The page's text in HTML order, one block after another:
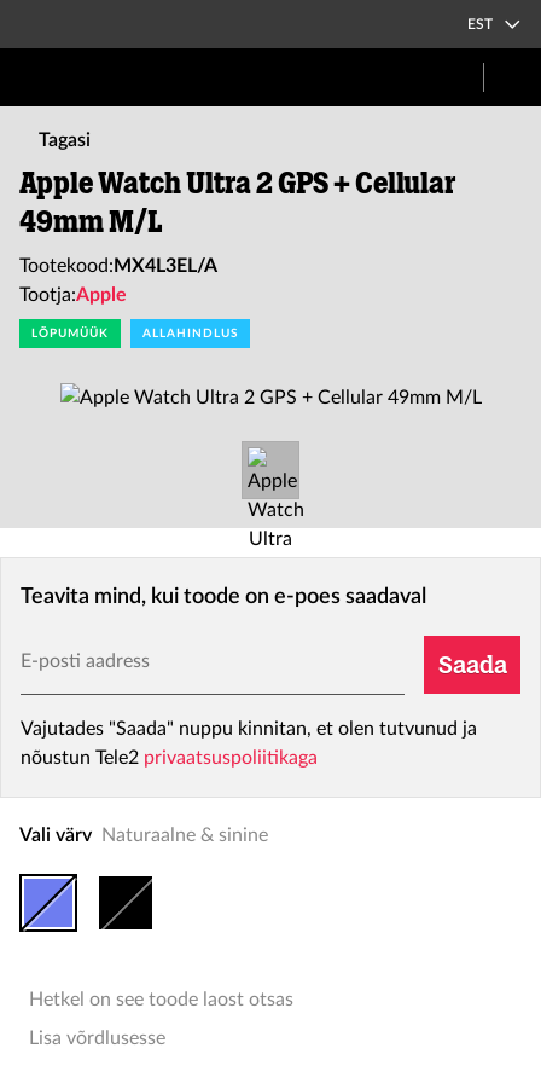
EST
Tagasi
Apple Watch Ultra 2 GPS + Cellular
49mm M/L
Tootekood: MX4L3EL/A
Tootja:Apple
LÕPUMÜÜK ALLAHINDLUS
Teavita mind, kui toode on e-poes saadaval
E-posti aadress
Saada
Vajutades "Saada" nuppu kinnitan, et olen tutvunud ja
nõustun Tele2 privaatsuspoliitikaga
Vali värv Naturaalne & sinine
Hetkel on see toode laost otsas
Lisa võrdlusesse